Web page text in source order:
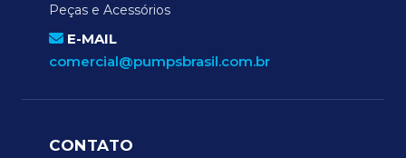
Peças e Acessórios
E-MAIL
comercial@pumpsbrasil.com.br
CONTATO